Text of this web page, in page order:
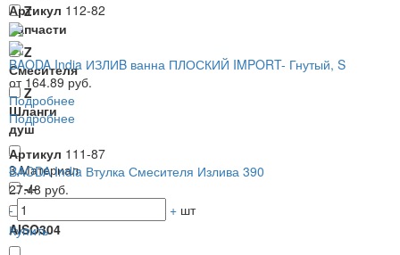
Z
Запчасти
Z
Смесителя
Z
Шланги
душ
3.Материал
-/-
AISO304
Артикул 112-82
BAODA India ИЗЛИB ванна ПЛОСКИЙ IMPORT- Гнутый, S
от 164.89 руб.
Подробнее
Подробнее
Артикул 111-87
BAODA India Втулка Смесителя Излива 390
27.48 руб.
-
+ шт
Купить